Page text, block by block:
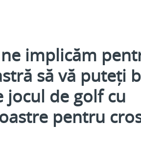
implicăm
să vă puteți
jocul de golf cu
pentru